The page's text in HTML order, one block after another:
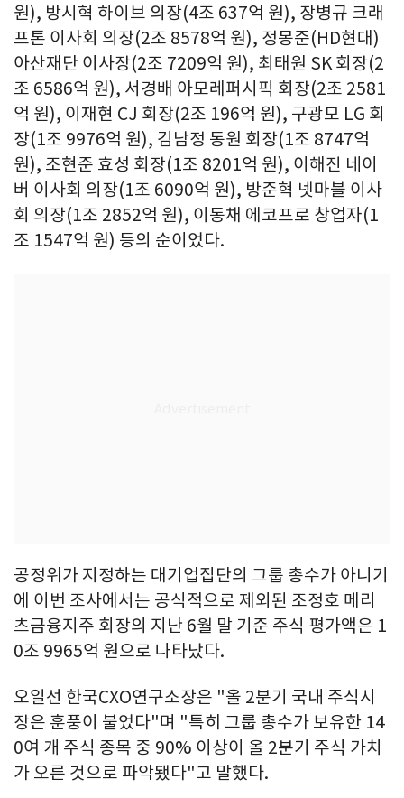
원), 방시혁 하이브 의장(4조 637억 원), 장병규 크래
프톤 이사회 의장(2조 8578억 원), 정몽준(HD현대)
아산재단 이사장(2조 7209억 원), 최태원 SK 회장(2
조 6586억 원), 서경배 아모레퍼시픽 회장(2조 2581
억 원), 이재현 CJ 회장(2조 196억 원), 구광모 LG 회
장(1조 9976억 원), 김남정 동원 회장(1조 8747억
원), 조현준 효성 회장(1조 8201억 원), 이해진 네이
버 이사회 의장(1조 6090억 원), 방준혁 넷마블 이사
회 의장(1조 2852억 원), 이동채 에코프로 창업자(1
조 1547억 원) 등의 순이었다.
공정위가 지정하는 대기업집단의 그룹 총수가 아니기
에 이번 조사에서는 공식적으로 제외된 조정호 메리
츠금융지주 회장의 지난 6월 말 기준 주식 평가액은 1
0조 9965억 원으로 나타났다.
오일선 한국CXO연구소장은 "올 2분기 국내 주식시
장은 훈풍이 불었다"며 "특히 그룹 총수가 보유한 14
0여 개 주식 종목 중 90% 이상이 올 2분기 주식 가치
가 오른 것으로 파악됐다"고 말했다.